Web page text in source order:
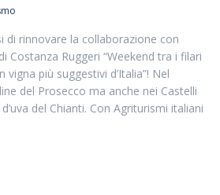
di rinnovare la collaborazione con
Costanza Ruggeri “Weekend tra i filari
più suggestivi d’Italia”! Nel
del Prosecco ma anche nei Castelli
del Chianti. Con Agriturismi italiani